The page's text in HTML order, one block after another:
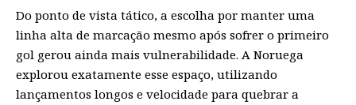
Do ponto de vista tático, a escolha por manter uma
linha alta de marcação mesmo após sofrer o primeiro
gol gerou ainda mais vulnerabilidade. A Noruega
explorou exatamente esse espaço, utilizando
lançamentos longos e velocidade para quebrar a